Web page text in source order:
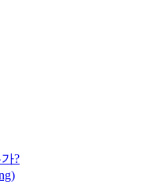
?
)